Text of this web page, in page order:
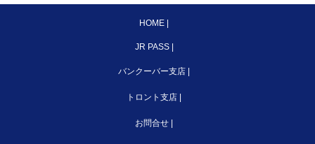
HOME
JR PASS|
バンクーバー支店
トロント支店
お問合せ